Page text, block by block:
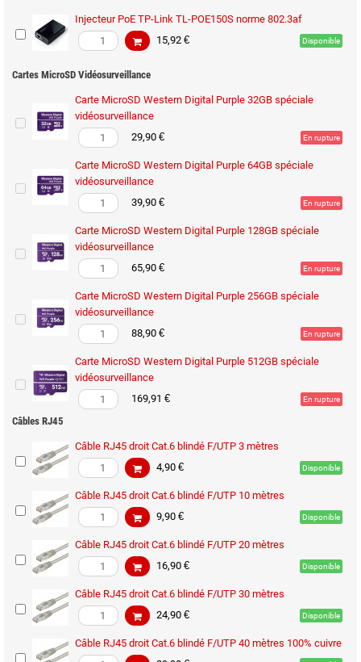
Injecteur PoE TP-Link TL-POE150S norme 802.3af
15,92 €
Disponible
Cartes MicroSD Vidéosurveillance
Carte MicroSD Western Digital Purple 32GB spéciale
vidéosurveillance
29,90 €
En rupture
Carte MicroSD Western Digital Purple 64GB spéciale
vidéosurveillance
39,90 €
En rupture
Carte MicroSD Western Digital Purple 128GB spéciale
vidéosurveillance
65,90 €
En rupture
Carte MicroSD Western Digital Purple 256GB spéciale
vidéosurveillance
88,90 €
En rupture
Carte MicroSD Western Digital Purple 512GB spéciale
vidéosurveillance
169,91 €
En rupture
Câbles RJ45
Câble RJ45 droit Cat.6 blindé F/UTP 3 mètres
4,90 €
Disponible
Câble RJ45 droit Cat.6 blindé F/UTP 10 mètres
9,90 €
Disponible
Câble RJ45 droit Cat.6 blindé F/UTP 20 mètres
16,90 €
Disponible
Câble RJ45 droit Cat.6 blindé F/UTP 30 mètres
24,90 €
Disponible
Câble RJ45 droit Cat.6 blindé F/UTP 40 mètres 100% cuivre